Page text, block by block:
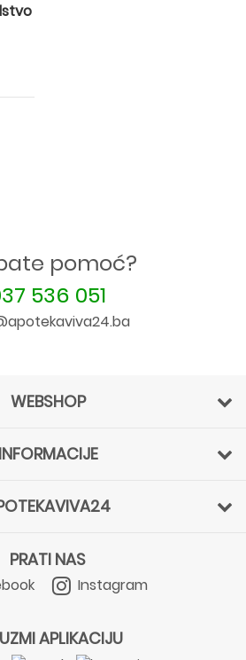
pomoć?
536 051
WEBSHOP
INFORMACIJE
PRATI NAS
Instagram
APLIKACIJU